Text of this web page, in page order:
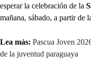
esperar la celebración de la
mañana, sábado, a partir de
Lea más: Pascua Joven
de la juventud paraguaya